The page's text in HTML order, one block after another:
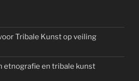
Tribale Kunst op veiling
etnografie en tribale kunst